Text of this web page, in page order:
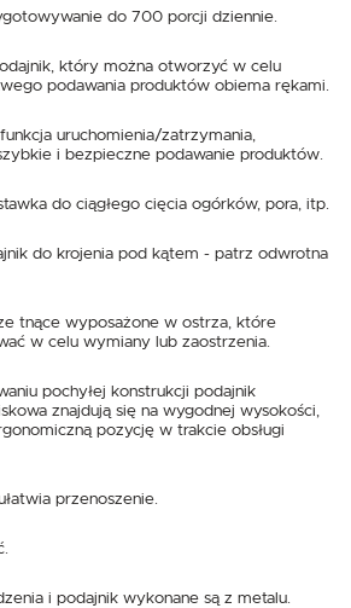
do 700 porcji dziennie.
który można otworzyć w celu
podawania produktów obiema rękami.
uruchomienia/zatrzymania,
i bezpieczne podawanie produktów.
do ciągłego cięcia ogórków, pora, itp.
do krojenia pod kątem - patrz odwrotna
tnące wyposażone w ostrza, które
w celu wymiany lub zaostrzenia.
pochyłej konstrukcji podajnik
znajdują się na wygodnej wysokości,
pozycję w trakcie obsługi
przenoszenie.
i podajnik wykonane są z metalu.